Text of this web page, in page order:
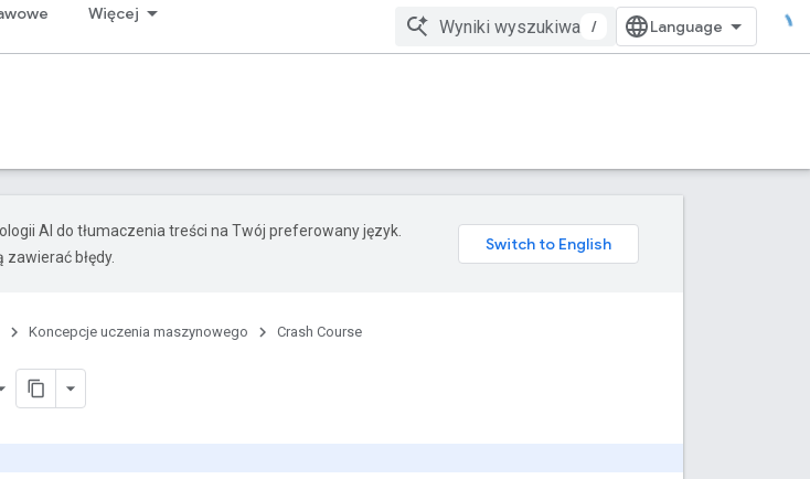
Więcej
/
AI do tłumaczenia treści na Twój preferowany język.
błędy.
Koncepcje uczenia maszynowego Crash Course